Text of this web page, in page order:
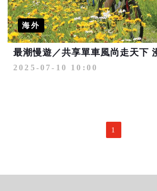
海外
2025-07-10 10:00
1